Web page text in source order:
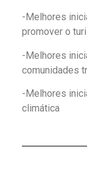
-Melhores
promover o
-Melhores
comunidades
-Melhores
climática